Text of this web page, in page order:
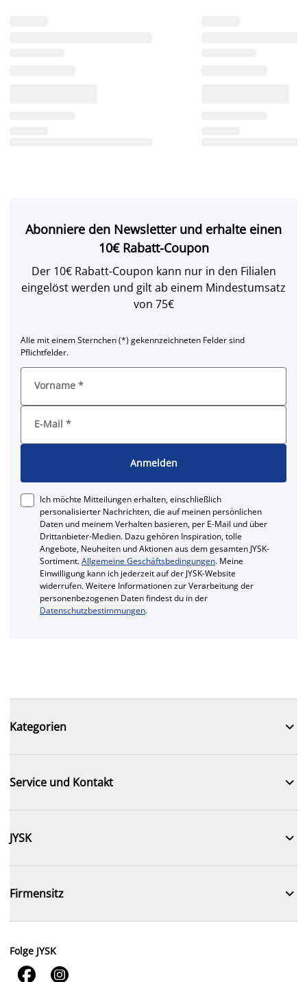
Abonniere den Newsletter und erhalte einen
10€ Rabatt-Coupon
Der 10€ Rabatt-Coupon kann nur in den Filialen
eingelöst werden und gilt ab einem Mindestumsatz
von 75€
Alle mit einem Sternchen (*) gekennzeichneten Felder sind
Pflichtfelder.
Vorname *
E-Mail *
Anmelden
Ich möchte Mitteilungen erhalten, einschließlich
personalisierter Nachrichten, die auf meinen persönlichen
Daten und meinem Verhalten basieren, per E-Mail und über
Drittanbieter-Medien. Dazu gehören Inspiration, tolle
Angebote, Neuheiten und Aktionen aus dem gesamten JYSK-
Sortiment.Allgemeine Geschäftsbedingungen. Meine
Einwilligung kann ich jederzeit auf der JYSK-Website
widerrufen. Weitere Informationen zur Verarbeitung der
personenbezogenen Daten findest du in der
Datenschutzbestimmungen.
Kategorien 
Service und Kontakt 
JYSK 
Firmensitz 
Folge JYSK
 